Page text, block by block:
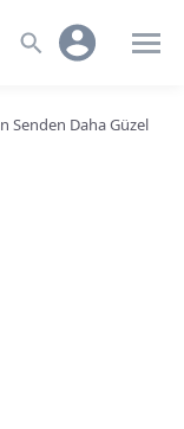
Senden Daha Güzel